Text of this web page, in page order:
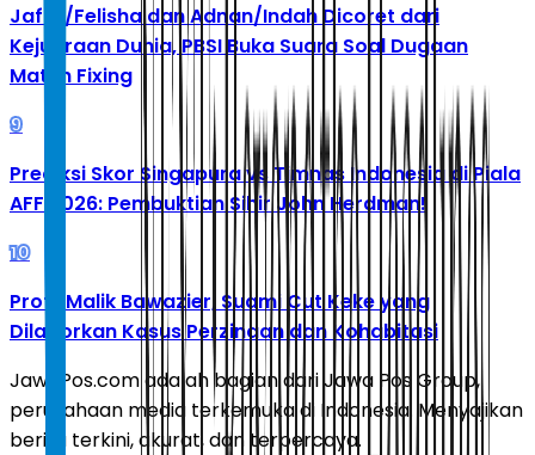
Jafar/Felisha dan Adnan/Indah Dicoret dari
Kejuaraan Dunia, PBSI Buka Suara Soal Dugaan
Match Fixing
9
Prediksi Skor Singapura vs Timnas Indonesia di Piala
AFF 2026: Pembuktian Sihir John Herdman!
10
Profil Malik Bawazier, Suami Cut Keke yang
Dilaporkan Kasus Perzinaan dan Kohabitasi
JawaPos.com adalah bagian dari Jawa Pos Group,
perusahaan media terkemuka di Indonesia. Menyajikan
berita terkini, akurat, dan terpercaya.